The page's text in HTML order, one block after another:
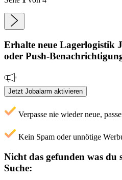
Erhalte neue Lagerlogistik
oder Push-
Jetzt Jobalarm aktivieren
Verpasse nie wieder neue,
Kein Spam oder unnötige
Nicht das gefunden was du
Suche: